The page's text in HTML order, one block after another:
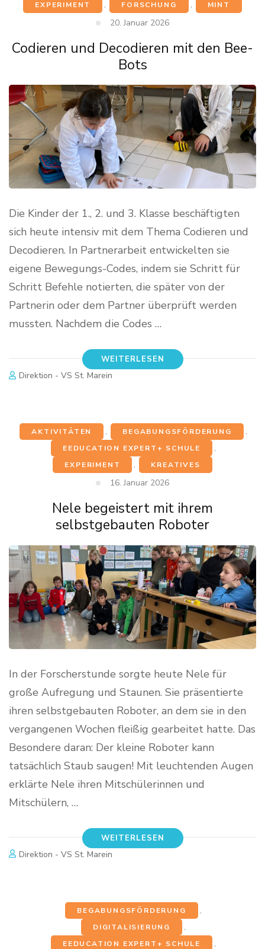
EXPERIMENT , FORSCHUNG , MINT
20. Januar 2026
Codieren und Decodieren mit den Bee-
Bots
Die Kinder der 1., 2. und 3. Klasse beschäftigten
sich heute intensiv mit dem Thema Codieren und
Decodieren. In Partnerarbeit entwickelten sie
eigene Bewegungs-Codes, indem sie Schritt für
Schritt Befehle notierten, die später von der
Partnerin oder dem Partner überprüft werden
mussten. Nachdem die Codes …
WEITERLESEN
Direktion - VS St. Marein
AKTIVITÄTEN , BEGABUNGSFÖRDERUNG
,
EEDUCATION EXPERT+ SCHULE
,
EXPERIMENT
, KREATIVES
16. Januar 2026
Nele begeistert mit ihrem
selbstgebauten Roboter
In der Forscherstunde sorgte heute Nele für
große Aufregung und Staunen. Sie präsentierte
ihren selbstgebauten Roboter, an dem sie in den
vergangenen Wochen fleißig gearbeitet hatte. Das
Besondere daran: Der kleine Roboter kann
tatsächlich Staub saugen! Mit leuchtenden Augen
erklärte Nele ihren Mitschülerinnen und
Mitschülern, …
WEITERLESEN
Direktion - VS St. Marein
BEGABUNGSFÖRDERUNG
,
DIGITALISIERUNG
,
EEDUCATION EXPERT+ SCHULE
,